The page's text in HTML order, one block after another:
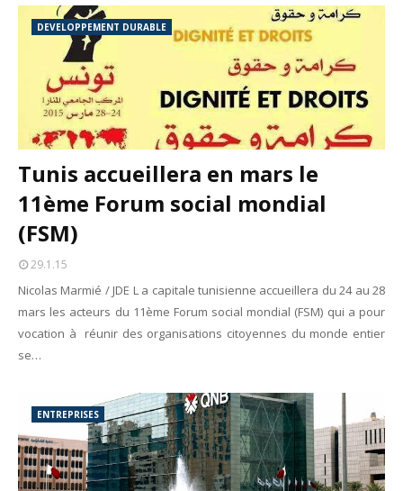
DEVELOPPEMENT DURABLE
Tunis accueillera en mars le
11ème Forum social mondial
(FSM)
29.1.15
Nicolas Marmié / JDE L a capitale tunisienne accueillera du 24 au 28
mars les acteurs du 11ème Forum social mondial (FSM) qui a pour
vocation à réunir des organisations citoyennes du monde entier
se…
ENTREPRISES